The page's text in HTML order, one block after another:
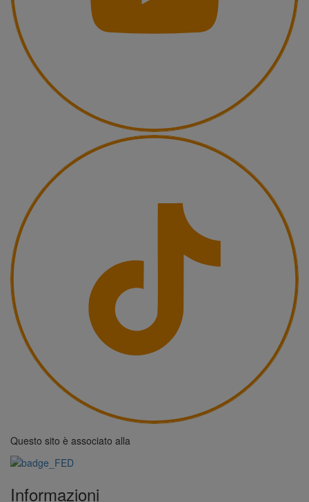
Questo sito è associato alla
Informazioni